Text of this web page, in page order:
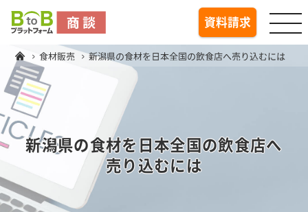
資料請求
食材販売 新潟県の食材を日本全国の飲食店へ売り込むには
新潟県の食材を日本全国の飲食店へ
売り込むには